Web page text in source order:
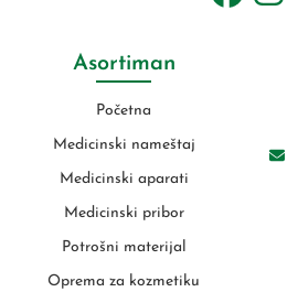
Asortiman
Početna
Medicinski nameštaj
Medicinski aparati
Medicinski pribor
Potrošni materijal
Oprema za kozmetiku